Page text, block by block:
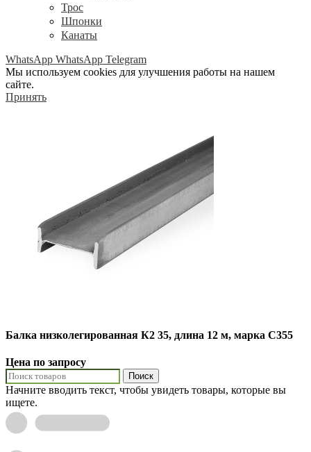
Трос
Шпонки
Канаты
WhatsApp WhatsApp Telegram
Мы используем cookies для улучшения работы на нашем
сайте.
Принять
Балка низколегированная К2 35, длина 12 м, марка С355
Цена по запросу
Поиск
Начните вводить текст, чтобы увидеть товары, которые вы
ищете.